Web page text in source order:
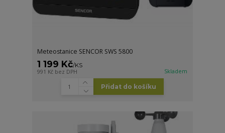
Meteostanice SENCOR SWS 5800
1 199 Kč/KS
991 Kč bez DPH Skladem
Přidat do košíku